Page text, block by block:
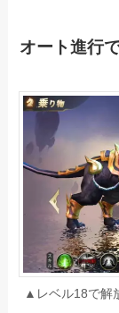
オート進行
▲レベル18で解